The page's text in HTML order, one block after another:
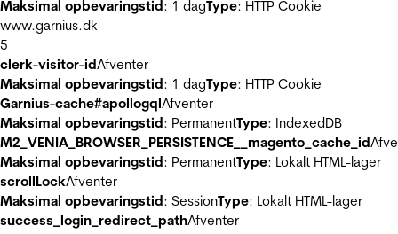
Maksimal opbevaringstid: 1 dagType: HTTP Cookie
www.garnius.dk
5
clerk-visitor-idAfventer
Maksimal opbevaringstid: 1 dagType: HTTP Cookie
Garnius-cache#apollogqlAfventer
Maksimal opbevaringstid: PermanentType: IndexedDB
M2_VENIA_BROWSER_PERSISTENCE__magento_cache_id
Maksimal opbevaringstid: PermanentType: Lokalt HTML-lager
scrollLockAfventer
Maksimal opbevaringstid: SessionType: Lokalt HTML-lager
success_login_redirect_pathAfventer